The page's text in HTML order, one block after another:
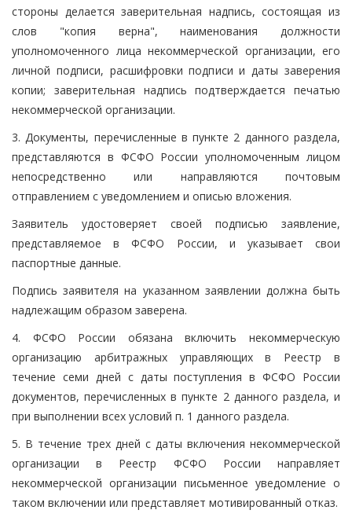
стороны делается заверительная надпись, состоящая из
слов "копия верна", наименования должности
уполномоченного лица некоммерческой организации, его
личной подписи, расшифровки подписи и даты заверения
копии; заверительная надпись подтверждается печатью
некоммерческой организации.
3. Документы, перечисленные в пункте 2 данного раздела,
представляются в ФСФО России уполномоченным лицом
непосредственно или направляются почтовым
отправлением с уведомлением и описью вложения.
Заявитель удостоверяет своей подписью заявление,
представляемое в ФСФО России, и указывает свои
паспортные данные.
Подпись заявителя на указанном заявлении должна быть
надлежащим образом заверена.
4. ФСФО России обязана включить некоммерческую
организацию арбитражных управляющих в Реестр в
течение семи дней с даты поступления в ФСФО России
документов, перечисленных в пункте 2 данного раздела, и
при выполнении всех условий п. 1 данного раздела.
5. В течение трех дней с даты включения некоммерческой
организации в Реестр ФСФО России направляет
некоммерческой организации письменное уведомление о
таком включении или представляет мотивированный отказ.